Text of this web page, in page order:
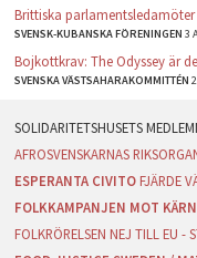
Brittiska
SVENSK-KUBANSKA FÖRENINGEN3
Bojkottkrav: The Odyssey är
SVENSKA VÄSTSAHARAKOMMITTÉN
AFROSVENSKARNAS
ESPERANTA CIVITO FJÄRDE
FOLKKAMPANJEN MOT
FOLKRÖRELSEN NEJ TILL EU -